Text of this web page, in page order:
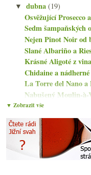
▼dubna(19)
Osvěžující Prosecco
Sedm šampaňských
Nejen Pinot Noir od
Slané Albariño a
Krásné Aligoté z
Chidaine a
La Torre del Nano
Nabušený Moulin-
Muchada-Léclapart
Lahve lehčí,
Albariño a červená
Château Vannières a
Oranžáda od
Aubert de Villaine
▼ Zobrazit vše